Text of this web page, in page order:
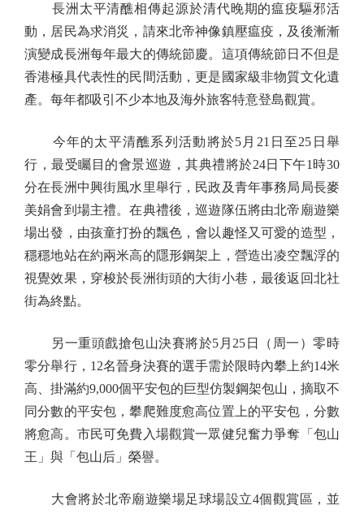
長洲太平清醮相傳起源於清代晚期的瘟疫驅邪活
動，居民為求消災，請來北帝神像鎮壓瘟疫，及後漸漸
演變成長洲每年最大的傳統節慶。這項傳統節日不但是
香港極具代表性的民間活動，更是國家級非物質文化遺
產。每年都吸引不少本地及海外旅客特意登島觀賞。
今年的太平清醮系列活動將於5月21日至25日舉
行，最受矚目的會景巡遊，其典禮將於24日下午1時30
分在長洲中興街風水里舉行，民政及青年事務局局長麥
美娟會到場主禮。在典禮後，巡遊隊伍將由北帝廟遊樂
場出發，由孩童打扮的飄色，會以趣怪又可愛的造型，
穩穩地站在約兩米高的隱形鋼架上，營造出凌空飄浮的
視覺效果，穿梭於長洲街頭的大街小巷，最後返回北社
街為終點。
另一重頭戲搶包山決賽將於5月25日（周一）零時
零分舉行，12名晉身決賽的選手需於限時內攀上約14米
高、掛滿約9,000個平安包的巨型仿製鋼架包山，摘取不
同分數的平安包，攀爬難度愈高位置上的平安包，分數
將愈高。市民可免費入場觀賞一眾健兒奮力爭奪「包山
王」與「包山后」榮譽。
大會將於北帝廟遊樂場足球場設立4個觀賞區，並